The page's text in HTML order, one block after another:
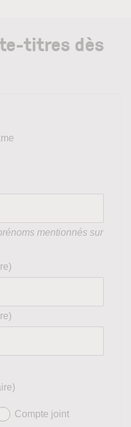
titres dès
mentionnés sur
Compte joint